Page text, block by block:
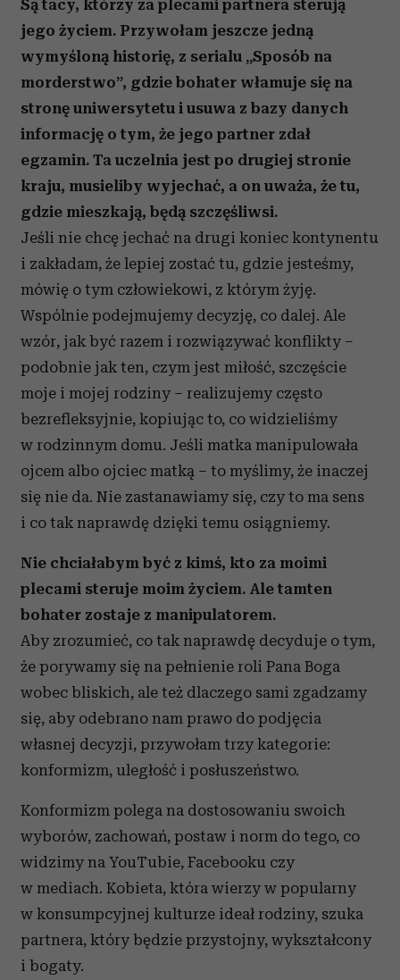
Są tacy, którzy za plecami partnera sterują
jego życiem. Przywołam jeszcze jedną
wymyśloną historię, z serialu „Sposób na
morderstwo”, gdzie bohater włamuje się na
stronę uniwersytetu i usuwa z bazy danych
informację o tym, że jego partner zdał
egzamin. Ta uczelnia jest po drugiej stronie
kraju, musieliby wyjechać, a on uważa, że tu,
gdzie mieszkają, będą szczęśliwsi.
Jeśli nie chcę jechać na drugi koniec kontynentu
i zakładam, że lepiej zostać tu, gdzie jesteśmy,
mówię o tym człowiekowi, z którym żyję.
Wspólnie podejmujemy decyzję, co dalej. Ale
wzór, jak być razem i rozwiązywać konflikty –
podobnie jak ten, czym jest miłość, szczęście
moje i mojej rodziny – realizujemy często
bezrefleksyjnie, kopiując to, co widzieliśmy
w rodzinnym domu. Jeśli matka manipulowała
ojcem albo ojciec matką – to myślimy, że inaczej
się nie da. Nie zastanawiamy się, czy to ma sens
i co tak naprawdę dzięki temu osiągniemy.
Nie chciałabym być z kimś, kto za moimi
plecami steruje moim życiem. Ale tamten
bohater zostaje z manipulatorem.
Aby zrozumieć, co tak naprawdę decyduje o tym,
że porywamy się na pełnienie roli Pana Boga
wobec bliskich, ale też dlaczego sami zgadzamy
się, aby odebrano nam prawo do podjęcia
własnej decyzji, przywołam trzy kategorie:
konformizm, uległość i posłuszeństwo.
Konformizm polega na dostosowaniu swoich
wyborów, zachowań, postaw i norm do tego, co
widzimy na YouTubie, Facebooku czy
w mediach. Kobieta, która wierzy w popularny
w konsumpcyjnej kulturze ideał rodziny, szuka
partnera, który będzie przystojny, wykształcony
i bogaty.